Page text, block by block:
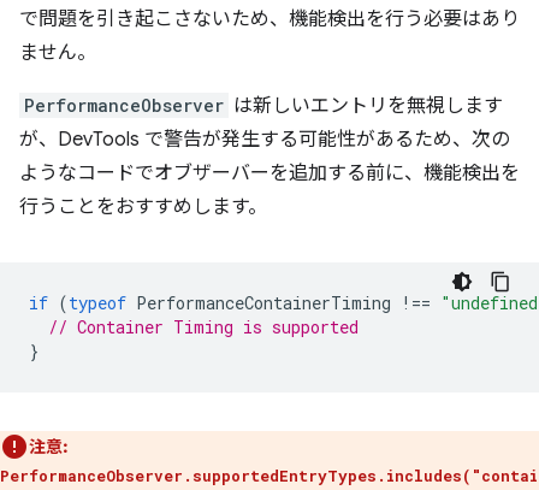
で問題を引き起こさないため、機能検出を行う必要はあり
ません。
PerformanceObserver は新しいエントリを無視します
が、DevTools で警告が発生する可能性があるため、次の
ようなコードでオブザーバーを追加する前に、機能検出を
行うことをおすすめします。
if (typeof PerformanceContainerTiming !==
// Container Timing is supported
}
注意:
PerformanceObserver.supportedEntryTypes.includes("contai